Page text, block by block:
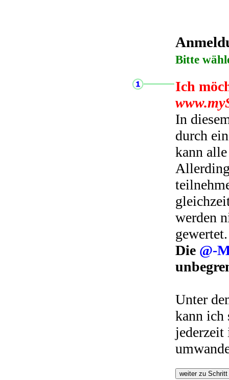
Bitte
Ich
In
durch
kann
werden
gewertet.
Die @-
Unter
kann ich